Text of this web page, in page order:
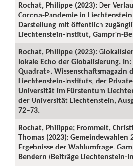
Rochat, Philippe (2023): Der
Corona-Pandemie in
Darstellung mit öffentlich
Liechtenstein-Institut, Gamprin-
Rochat, Philippe (2023):
lokale Echo der Globalisierung.
Quadrat». Wissenschaftsmagazin
Liechtenstein-Instituts, der
Universität im Fürstentum
der Universität Liechtenstein,
72–73.
Rochat, Philippe; Frommelt,
Thomas (2023): Gemeindewahlen
Ergebnisse der Wahlumfrage.
Bendern (Beiträge Liechtenstein-